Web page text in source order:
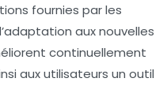
fournies par les
aux nouvelles
continuellement
aux utilisateurs un outil